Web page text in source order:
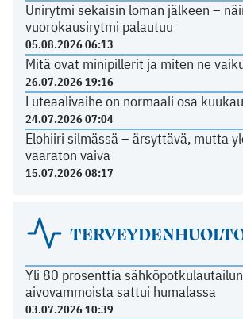
Unirytmi sekaisin loman jälkeen –
vuorokausirytmi palautuu
05.08.2026 06:13
Mitä ovat minipillerit ja miten ne
26.07.2026 19:16
Luteaalivaihe on normaali osa
24.07.2026 07:04
Elohiiri silmässä – ärsyttävä, mutta
vaaraton vaiva
15.07.2026 08:17
Yli 80 prosenttia
aivovammoista sattui humalassa
03.07.2026 10:39